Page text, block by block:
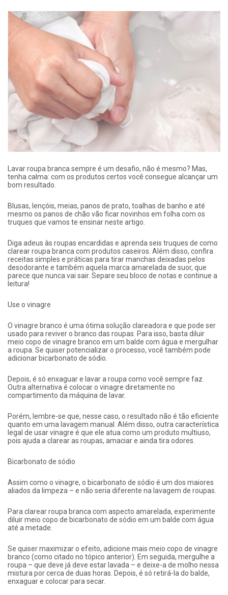
Lavar roupa branca sempre é um desafio, não é mesmo? Mas,
tenha calma: com os produtos certos você consegue alcançar um
bom resultado.
Blusas, lençóis, meias, panos de prato, toalhas de banho e até
mesmo os panos de chão vão ficar novinhos em folha com os
truques que vamos te ensinar neste artigo.
Diga adeus às roupas encardidas e aprenda seis truques de como
clarear roupa branca com produtos caseiros. Além disso, confira
receitas simples e práticas para tirar manchas deixadas pelos
desodorante e também aquela marca amarelada de suor, que
parece que nunca vai sair. Separe seu bloco de notas e continue a
leitura!
Use o vinagre
O vinagre branco é uma ótima solução clareadora e que pode ser
usado para reviver o branco das roupas. Para isso, basta diluir
meio copo de vinagre branco em um balde com água e mergulhar
a roupa. Se quiser potencializar o processo, você também pode
adicionar bicarbonato de sódio.
Depois, é só enxaguar e lavar a roupa como você sempre faz.
Outra alternativa é colocar o vinagre diretamente no
compartimento da máquina de lavar.
Porém, lembre-se que, nesse caso, o resultado não é tão eficiente
quanto em uma lavagem manual. Além disso, outra característica
legal de usar vinagre é que ele atua como um produto multiuso,
pois ajuda a clarear as roupas, amaciar e ainda tira odores.
Bicarbonato de sódio
Assim como o vinagre, o bicarbonato de sódio é um dos maiores
aliados da limpeza – e não seria diferente na lavagem de roupas.
Para clarear roupa branca com aspecto amarelada, experimente
diluir meio copo de bicarbonato de sódio em um balde com água
até a metade.
Se quiser maximizar o efeito, adicione mais meio copo de vinagre
branco (como citado no tópico anterior). Em seguida, mergulhe a
roupa – que deve já deve estar lavada – e deixe-a de molho nessa
mistura por cerca de duas horas. Depois, é só retirá-la do balde,
enxaguar e colocar para secar.